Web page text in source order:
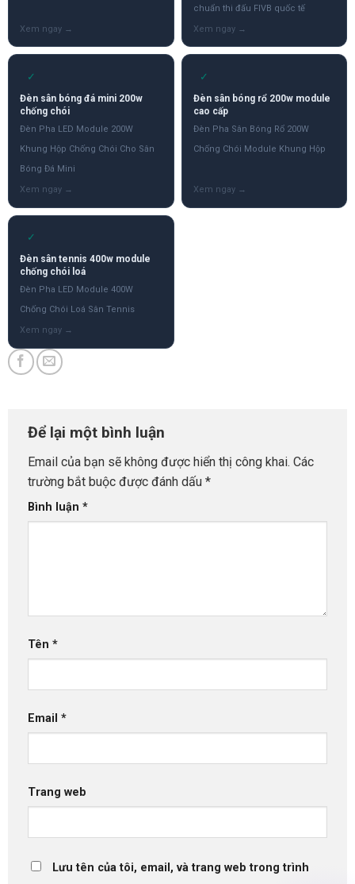
chuẩn thi đấu FIVB quốc tế
✓
Đèn sân bóng đá mini 200w
chống chói
Đèn Pha LED Module 200W
Khung Hộp Chống Chói Cho Sân
Bóng Đá Mini
✓
Đèn sân bóng rổ 200w module
cao cấp
Đèn Pha Sân Bóng Rổ 200W
Chống Chói Module Khung Hộp
✓
Đèn sân tennis 400w module
chống chói loá
Đèn Pha LED Module 400W
Chống Chói Loá Sân Tennis
Để lại một bình luận
Email của bạn sẽ không được hiển thị công khai. Các
trường bắt buộc được đánh dấu *
Bình luận *
Tên *
Email *
Trang web
Lưu tên của tôi, email, và trang web trong trình